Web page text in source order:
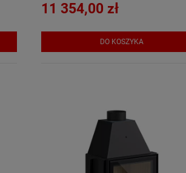
11 354,00 zł
DO KOSZYKA